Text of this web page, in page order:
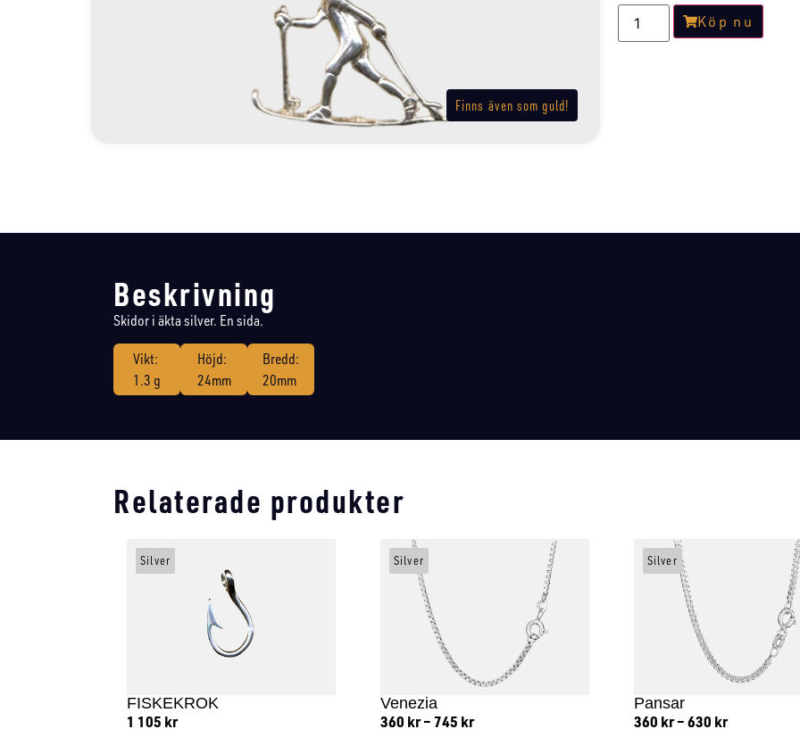
Finns även som guld!
Köp nu
Beskrivning
Skidor i äkta silver. En sida.
Vikt:
1.3 g
Höjd:
24mm
Bredd:
20mm
Relaterade produkter
FISKEKROK
1 105 kr
Silver
Venezia
360 kr –745 kr
Silver
Pansar
360 kr –630 kr
Silver